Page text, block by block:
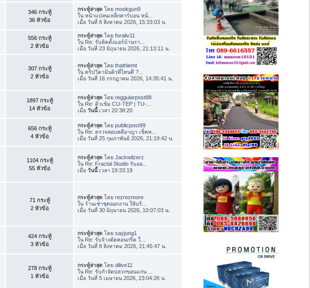
346 กระทู้
36 หัวข้อ
กระทู้ล่าสุด โดยmookgun9
ในหน้าแปลนเหล็กคาร์บอน หน้...
เมื่อ วันที่ 6 สิงหาคม 2026, 15:33:03 น.
556 กระทู้
2 หัวข้อ
กระทู้ล่าสุด โดยforaliv11
ใน Re: รับติดตั้งแอร์บ้านรา...
เมื่อ วันที่ 23 มิถุนายน 2026, 21:13:11 น.
307 กระทู้
2 หัวข้อ
กระทู้ล่าสุด โดยthathiemt
ในดริปวิตามินผิวที่ไหนดี ?...
เมื่อ วันที่ 16 กรกฎาคม 2026, 14:35:41 น.
1897 กระทู้
14 หัวข้อ
กระทู้ล่าสุด โดยreggularpost88
ใน Re: ติวเข้ม CU-TEP | TU-...
เมื่อวันนี้เวลา 20:38:20
656 กระทู้
4 หัวข้อ
กระทู้ล่าสุด โดยpublicpost99
ใน Re: ตรวจสอบคดีอาญา เช็คห...
เมื่อ วันที่ 25 กุมภาพันธ์ 2026, 21:19:42 น.
1104 กระทู้
55 หัวข้อ
กระทู้ล่าสุด โดยJackwilzerz
ใน Re: Fractal Studio รับออ...
เมื่อวันนี้เวลา 19:33:19
71 กระทู้
2 หัวข้อ
กระทู้ล่าสุด โดยrezrezmore
ในร้านเช่าชุดออกงาน ให้บริ...
เมื่อ วันที่ 30 มิถุนายน 2026, 10:07:03 น.
424 กระทู้
3 หัวข้อ
กระทู้ล่าสุด โดยsayjung1
ใน Re: รับจ้างตัดคอนกรีต ใ...
เมื่อ วันที่ 8 สิงหาคม 2026, 21:45:47 น.
278 กระทู้
1 หัวข้อ
กระทู้ล่าสุด โดยdilive11
ใน Re: รับกำจัดปลวกขอนแก่น ...
เมื่อ วันที่ 5 เมษายน 2026, 23:04:26 น.